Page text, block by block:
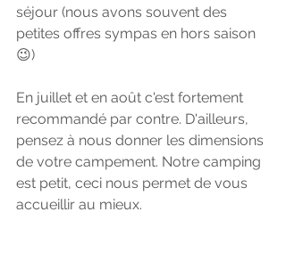
séjour (nous avons souvent des
petites offres sympas en hors saison
😉)
En juillet et en août c'est fortement
recommandé par contre. D'ailleurs,
pensez à nous donner les dimensions
de votre campement. Notre camping
est petit, ceci nous permet de vous
accueillir au mieux.